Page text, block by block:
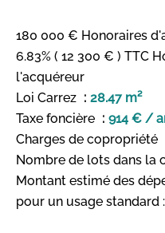
180 000 € Honoraires
6.83% ( 12 300 € ) TTC
l'acquéreur
Loi Carrez
28.47 m²
Taxe foncière
914 € /
Charges de copropriété
Nombre de lots dans la
Montant estimé des
pour un usage standard